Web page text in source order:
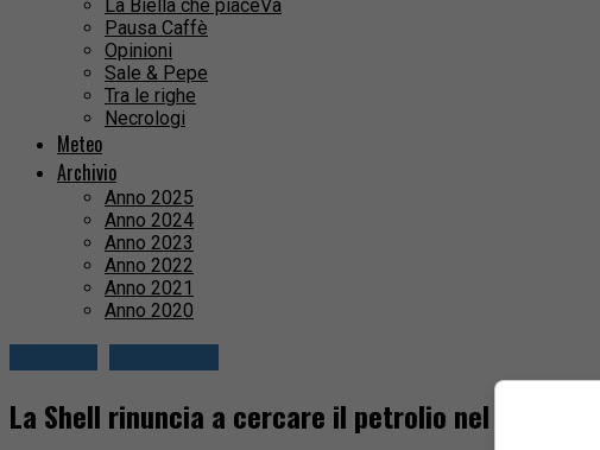
La Biella che piaceVa
Pausa Caffè
Opinioni
Sale & Pepe
Tra le righe
Necrologi
Meteo
Archivio
Anno 2025
Anno 2024
Anno 2023
Anno 2022
Anno 2021
Anno 2020
La Shell rinuncia a cercare il petrolio nel Biellese